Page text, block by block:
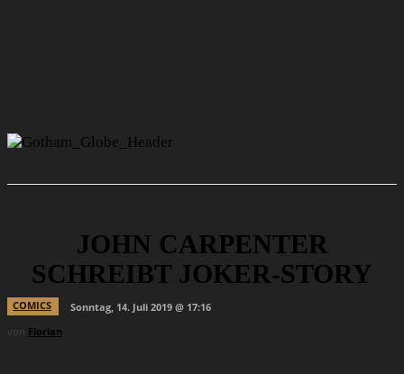
JOHN CARPENTER
SCHREIBT JOKER-STORY
COMICS
Sonntag, 14. Juli 2019 @ 17:16
von Florian